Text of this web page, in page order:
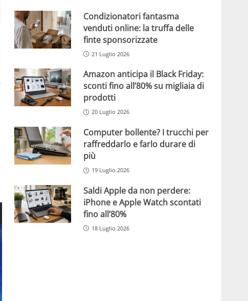
Condizionatori fantasma
venduti online: la truffa delle
finte sponsorizzate
21 Luglio 2026
Amazon anticipa il Black Friday:
sconti fino all’80% su migliaia di
prodotti
20 Luglio 2026
Computer bollente? I trucchi per
raffreddarlo e farlo durare di
più
19 Luglio 2026
Saldi Apple da non perdere:
iPhone e Apple Watch scontati
fino all’80%
18 Luglio 2026